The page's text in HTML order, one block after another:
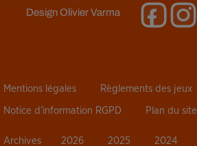
DesignOlivier Varma
Mentions légales Règlements des jeux
Notice d’information RGPD Plan du site
Archives 2026 2025 2024